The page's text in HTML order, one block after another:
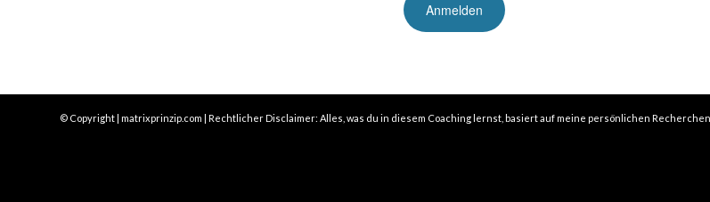
© Copyright | matrixprinzip.com | Rechtlicher Disclaimer: Alles, was du in diesem Coaching lernst, basiert auf meine persönlichen